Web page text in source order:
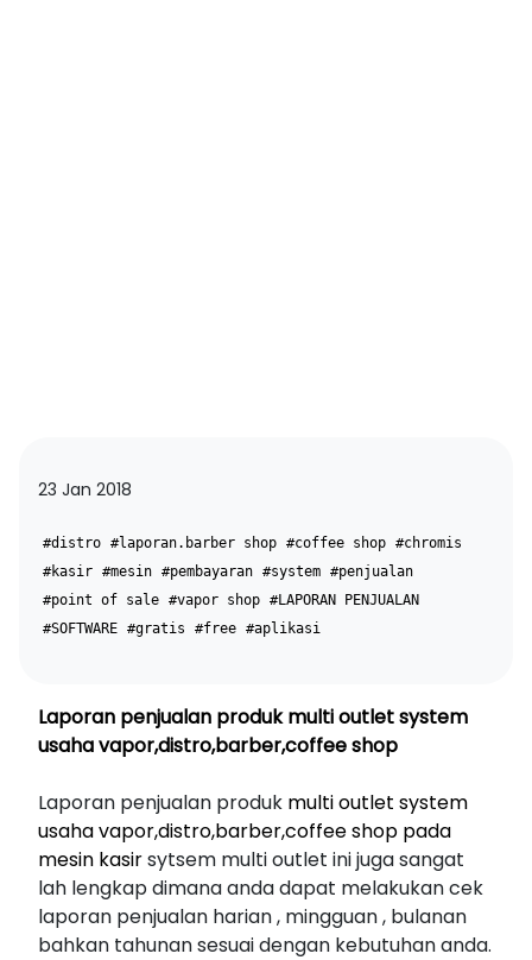
23 Jan 2018
#distro #laporan.barber shop #coffee shop #chromis
#kasir #mesin #pembayaran #system #penjualan
#point of sale #vapor shop #LAPORAN PENJUALAN
#SOFTWARE #gratis #free #aplikasi
Laporan penjualan produk multi outlet system
usaha vapor,distro,barber,coffee shop
Laporan penjualan produk multi outlet system
usaha vapor,distro,barber,coffee shop pada
mesin kasirsytsem multi outlet ini juga sangat
lah lengkap dimana anda dapat melakukan cek
laporan penjualan harian , mingguan , bulanan
bahkan tahunan sesuai dengan kebutuhan anda.